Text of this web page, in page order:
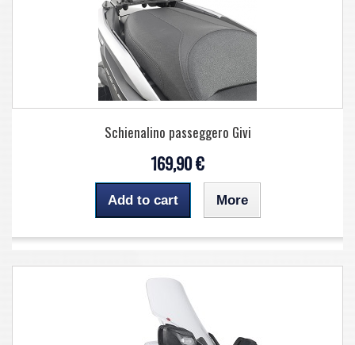
Schienalino passeggero Givi
169,90 €
Add to cart More